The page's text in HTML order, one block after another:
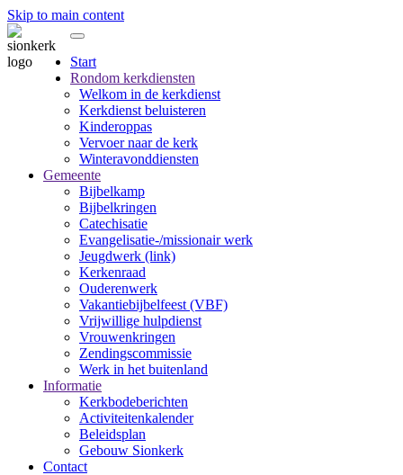
Skip to main content
Start
Rondom kerkdiensten
Welkom in de kerkdienst
Kerkdienst beluisteren
Kinderoppas
Vervoer naar de kerk
Winteravonddiensten
Gemeente
Bijbelkamp
Bijbelkringen
Catechisatie
Evangelisatie-/missionair werk
Jeugdwerk (link)
Kerkenraad
Ouderenwerk
Vakantiebijbelfeest (VBF)
Vrijwillige hulpdienst
Vrouwenkringen
Zendingscommissie
Werk in het buitenland
Informatie
Kerkbodeberichten
Activiteitenkalender
Beleidsplan
Gebouw Sionkerk
Contact